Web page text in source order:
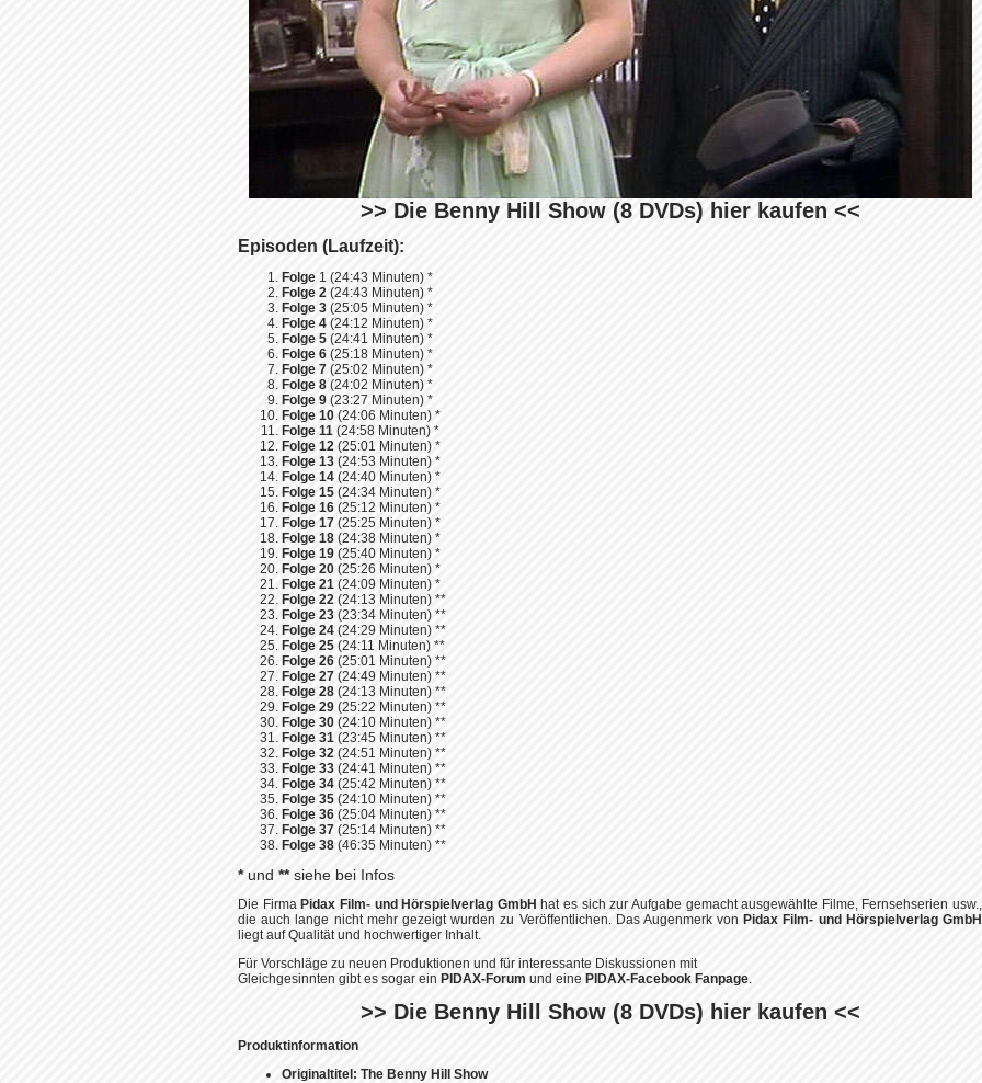
>> Die Benny Hill Show (8 DVDs) hier kaufen <<
Episoden (Laufzeit):
Folge 1 (24:43 Minuten) *
Folge 2 (24:43 Minuten) *
Folge 3 (25:05 Minuten) *
Folge 4 (24:12 Minuten) *
Folge 5 (24:41 Minuten) *
Folge 6 (25:18 Minuten) *
Folge 7 (25:02 Minuten) *
Folge 8 (24:02 Minuten) *
Folge 9 (23:27 Minuten) *
Folge 10 (24:06 Minuten) *
Folge 11 (24:58 Minuten) *
Folge 12 (25:01 Minuten) *
Folge 13 (24:53 Minuten) *
Folge 14 (24:40 Minuten) *
Folge 15 (24:34 Minuten) *
Folge 16 (25:12 Minuten) *
Folge 17 (25:25 Minuten) *
Folge 18 (24:38 Minuten) *
Folge 19 (25:40 Minuten) *
Folge 20 (25:26 Minuten) *
Folge 21 (24:09 Minuten) *
Folge 22 (24:13 Minuten) **
Folge 23 (23:34 Minuten) **
Folge 24 (24:29 Minuten) **
Folge 25 (24:11 Minuten) **
Folge 26 (25:01 Minuten) **
Folge 27 (24:49 Minuten) **
Folge 28 (24:13 Minuten) **
Folge 29 (25:22 Minuten) **
Folge 30 (24:10 Minuten) **
Folge 31 (23:45 Minuten) **
Folge 32 (24:51 Minuten) **
Folge 33 (24:41 Minuten) **
Folge 34 (25:42 Minuten) **
Folge 35 (24:10 Minuten) **
Folge 36 (25:04 Minuten) **
Folge 37 (25:14 Minuten) **
Folge 38 (46:35 Minuten) **
*und **siehe bei Infos
Die FirmaPidax Film- und Hörspielverlag GmbH hat es sich zur Aufgabe gemacht ausgewählte Filme, Fernsehserien usw.,
die auch lange nicht mehr gezeigt wurden zu Veröffentlichen. Das Augenmerk vonPidax Film- und Hörspielverlag GmbH
liegt auf Qualität und hochwertiger Inhalt.
Für Vorschläge zu neuen Produktionen und für interessante Diskussionen mit
Gleichgesinnten gibt es sogar ein PIDAX-Forum und eine PIDAX-Facebook Fanpage.
>> Die Benny Hill Show (8 DVDs) hier kaufen <<
Produktinformation
Originaltitel: The Benny Hill Show